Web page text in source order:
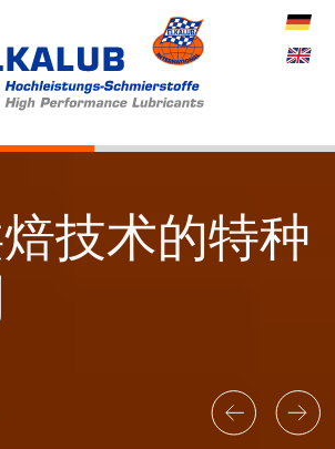
技术的特种
服务
新闻